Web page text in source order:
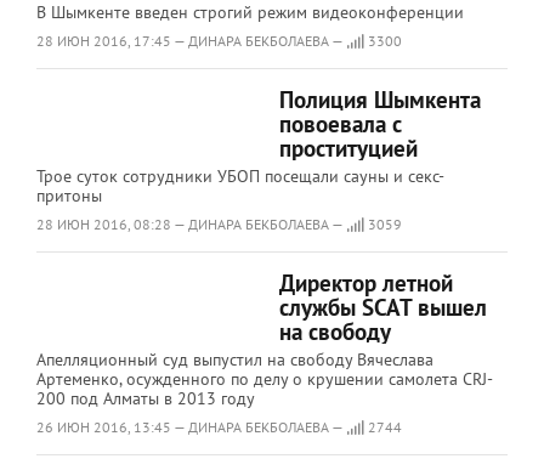
В Шымкенте введен строгий режим видеоконференции
28 ИЮН 2016, 17:45 — ДИНАРА БЕКБОЛАЕВА — 3300
Полиция Шымкента
повоевала с
проституцией
Трое суток сотрудники УБОП посещали сауны и секс-
притоны
28 ИЮН 2016, 08:28 — ДИНАРА БЕКБОЛАЕВА — 3059
Директор летной
службы SCAT вышел
на свободу
Апелляционный суд выпустил на свободу Вячеслава
Артеменко, осужденного по делу о крушении самолета CRJ-
200 под Алматы в 2013 году
26 ИЮН 2016, 13:45 — ДИНАРА БЕКБОЛАЕВА — 2744